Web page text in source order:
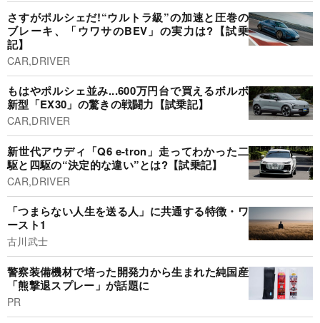
さすがポルシェだ!“ウルトラ級”の加速と圧巻の
ブレーキ、「ウワサのBEV」の実力は?【試乗
記】
CAR,DRIVER
もはやポルシェ並み...600万円台で買えるボルボ
新型「EX30」の驚きの戦闘力【試乗記】
CAR,DRIVER
新世代アウディ「Q6 e-tron」走ってわかった二
駆と四駆の“決定的な違い”とは?【試乗記】
CAR,DRIVER
「つまらない人生を送る人」に共通する特徴・ワ
ースト1
古川武士
警察装備機材で培った開発力から生まれた純国産
「熊撃退スプレー」が話題に
PR